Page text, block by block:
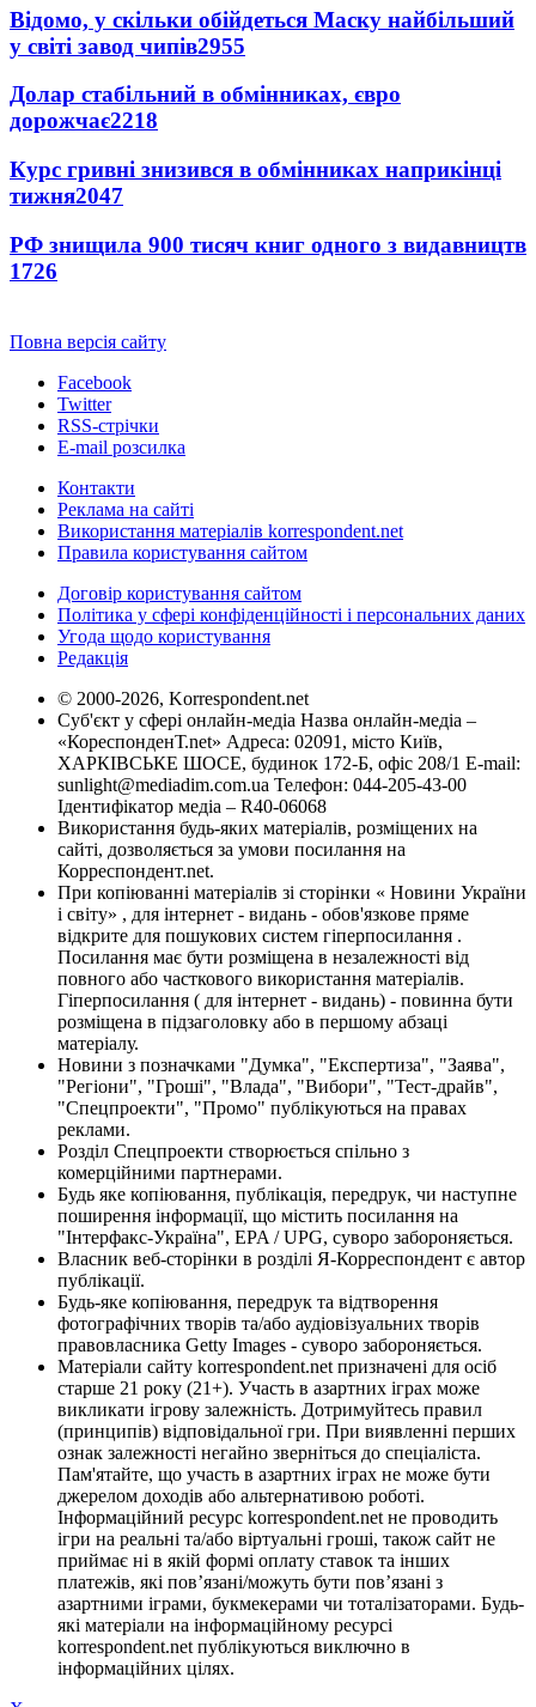
Відомо, у скільки обійдеться Маску найбільший
у світі завод чипів2955
Долар стабільний в обмінниках, євро
дорожчає2218
Курс гривні знизився в обмінниках наприкінці
тижня2047
РФ знищила 900 тисяч книг одного з видавництв
1726
Повна версія сайту
Facebook
Twitter
RSS-стрічки
E-mail розсилка
Контакти
Реклама на сайті
Використання матеріалів korrespondent.net
Правила користування сайтом
Договір користування сайтом
Політика у сфері конфіденційності і персональних даних
Угода щодо користування
Редакція
© 2000-2026, Korrespondent.net
Суб'єкт у сфері онлайн-медіа Назва онлайн-медіа –
«КореспонденТ.net» Адреса: 02091, місто Київ,
ХАРКІВСЬКЕ ШОСЕ, будинок 172-Б, офіс 208/1 E-mail:
sunlight@mediadim.com.ua Телефон: 044-205-43-00
Ідентифікатор медіа – R40-06068
Використання будь-яких матеріалів, розміщених на
сайті, дозволяється за умови посилання на
Корреспондент.net.
При копіюванні матеріалів зі сторінки « Новини України
і світу» , для інтернет - видань - обов'язкове пряме
відкрите для пошукових систем гіперпосилання .
Посилання має бути розміщена в незалежності від
повного або часткового використання матеріалів.
Гіперпосилання ( для інтернет - видань) - повинна бути
розміщена в підзаголовку або в першому абзаці
матеріалу.
Новини з позначками "Думка", "Експертиза", "Заява",
"Регіони", "Гроші", "Влада", "Вибори", "Тест-драйв",
"Спецпроекти", "Промо" публікуються на правах
реклами.
Розділ Спецпроекти створюється спільно з
комерційними партнерами.
Будь яке копіювання, публікація, передрук, чи наступне
поширення інформації, що містить посилання на
"Інтерфакс-Україна", EPA / UPG, суворо забороняється.
Власник веб-сторінки в розділі Я-Корреспондент є автор
публікації.
Будь-яке копіювання, передрук та відтворення
фотографічних творів та/або аудіовізуальних творів
правовласника Getty Images - суворо забороняється.
Матеріали сайту korrespondent.net призначені для осіб
старше 21 року (21+). Участь в азартних іграх може
викликати ігрову залежність. Дотримуйтесь правил
(принципів) відповідальної гри. При виявленні перших
ознак залежності негайно зверніться до спеціаліста.
Пам'ятайте, що участь в азартних іграх не може бути
джерелом доходів або альтернативою роботі.
Інформаційний ресурс korrespondent.net не проводить
ігри на реальні та/або віртуальні гроші, також сайт не
приймає ні в якій формі оплату ставок та інших
платежів, які пов’язані/можуть бути пов’язані з
азартними іграми, букмекерами чи тоталізаторами. Будь-
які матеріали на інформаційному ресурсі
korrespondent.net публікуються виключно в
інформаційних цілях.